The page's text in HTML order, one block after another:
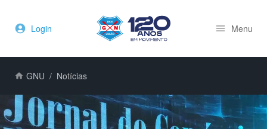
Login Menu
GNU Notícias